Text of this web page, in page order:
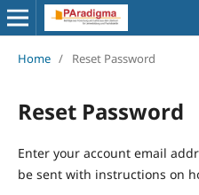
Home / Reset Password
Reset Password
Enter your account email
be sent with instructions on